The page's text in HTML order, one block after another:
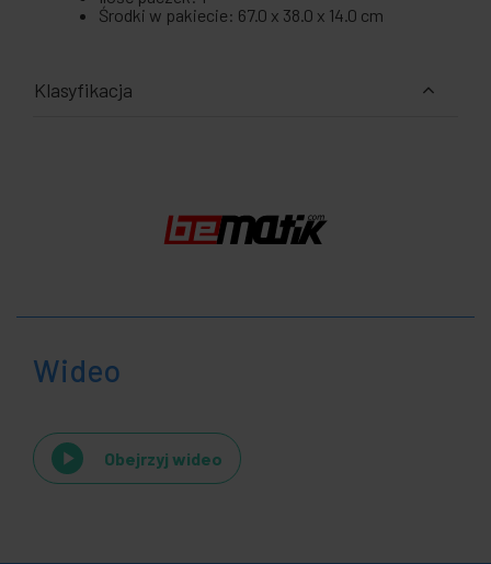
Środki w pakiecie: 67.0 x 38.0 x 14.0 cm
Klasyfikacja
Wideo
Obejrzyj wideo